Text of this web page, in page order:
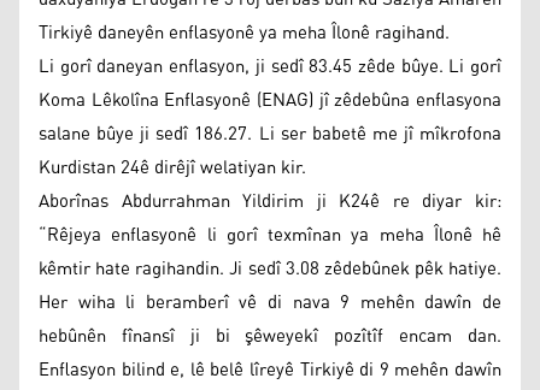
Tirkiyê daneyên enflasyonê ya meha Îlonê ragihand.
Li gorî daneyan enflasyon, ji sedî 83.45 zêde bûye. Li gorî
Koma Lêkolîna Enflasyonê (ENAG) jî zêdebûna enflasyona
salane bûye ji sedî 186.27. Li ser babetê me jî mîkrofona
Kurdistan 24ê dirêjî welatiyan kir.
Aborînas Abdurrahman Yildirim ji K24ê re diyar kir:
“Rêjeya enflasyonê li gorî texmînan ya meha Îlonê hê
kêmtir hate ragihandin. Ji sedî 3.08 zêdebûnek pêk hatiye.
Her wiha li beramberî vê di nava 9 mehên dawîn de
hebûnên fînansî ji bi şêweyekî pozîtîf encam dan.
Enflasyon bilind e, lê belê lîreyê Tirkiyê di 9 mehên dawîn